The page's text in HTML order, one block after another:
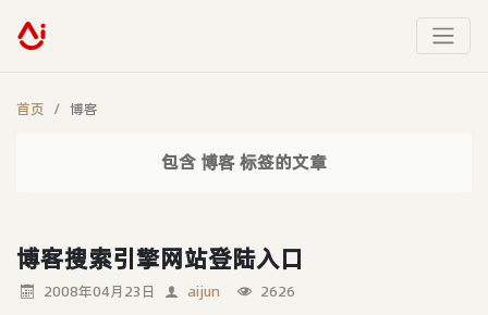
首页 博客
包含 博客 标签的文章
博客搜索引擎网站登陆入口
2008年04月23日 aijun 2626